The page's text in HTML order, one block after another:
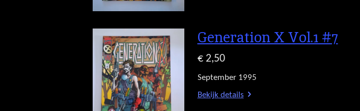
Generation X Vol.1 #7
€ 2,50
September 1995
Bekijk details